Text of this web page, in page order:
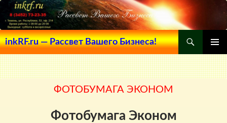
inkRF.ru — Рассвет Вашего Бизнеса!
Поиск
МЕНЮ
К
СОДЕРЖИМОМУ
ФОТОБУМАГА ЭКОНОМ
Фотобумага Эконом